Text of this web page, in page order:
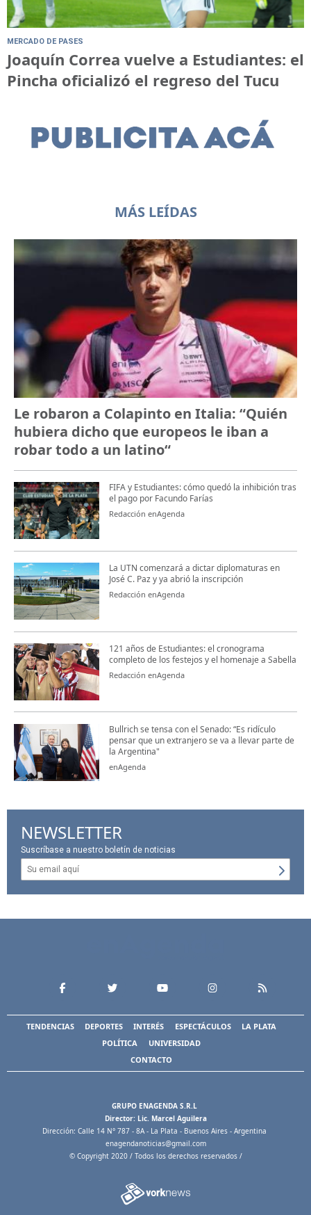
MERCADO DE PASES
Joaquín Correa vuelve a Estudiantes: el
Pincha oficializó el regreso del Tucu
MÁS LEÍDAS
Le robaron a Colapinto en Italia: “Quién
hubiera dicho que europeos le iban a
robar todo a un latino“
FIFA y Estudiantes: cómo quedó la inhibición tras
el pago por Facundo Farías
Redacción enAgenda
La UTN comenzará a dictar diplomaturas en
José C. Paz y ya abrió la inscripción
Redacción enAgenda
121 años de Estudiantes: el cronograma
completo de los festejos y el homenaje a Sabella
Redacción enAgenda
Bullrich se tensa con el Senado: “Es ridículo
pensar que un extranjero se va a llevar parte de
la Argentina"
enAgenda
NEWSLETTER
Suscríbase a nuestro boletín de noticias
TENDENCIAS DEPORTES INTERÉS ESPECTÁCULOS
LA PLATA
POLÍTICA
UNIVERSIDAD
CONTACTO
GRUPO ENAGENDA S.R.L
Director: Lic. Marcel Aguilera
Dirección: Calle 14 N° 787 - 8A - La Plata - Buenos Aires - Argentina
enagendanoticias@gmail.com
© Copyright 2020 / Todos los derechos reservados /